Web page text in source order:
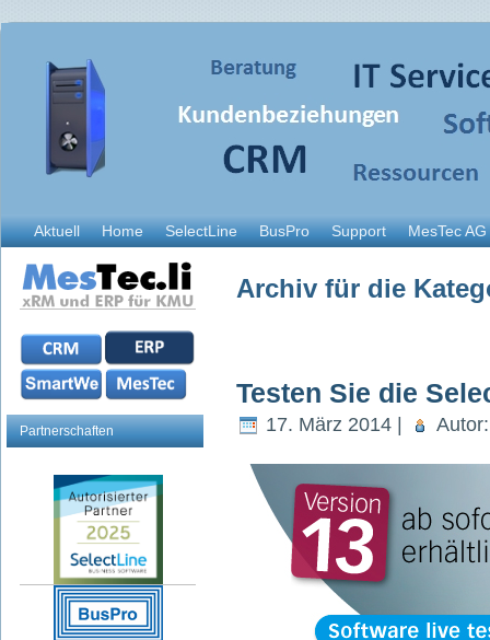
Aktuell Home SelectLine BusPro Support MesTec AG
Partnerschaften
Archiv für die
Testen Sie die
17. März 2014 |